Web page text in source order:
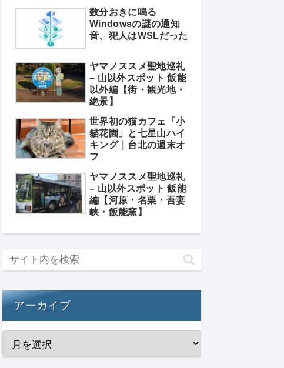
数分おきに鳴る
Windowsの謎の通知
音、犯人はWSLだった
ヤマノススメ聖地巡礼
– 山以外スポット 飯能
以外編【街・観光地・
絶景】
世界初の猫カフェ「小
貓花園」と七星山ハイ
キング｜台北の週末オ
フ
ヤマノススメ聖地巡礼
– 山以外スポット 飯能
編【河原・名栗・吾妻
峡・飯能窯】
アーカイブ